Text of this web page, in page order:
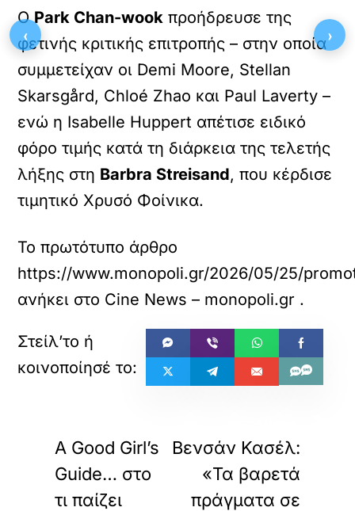
ΟPark Chan-wook προήδρευσε της
φετινής κριτικής επιτροπής – στην οποία
συμμετείχαν οι Demi Moore, Stellan
Skarsgård, Chloé Zhao και Paul Laverty –
ενώ η Isabelle Huppert απέτισε ειδικό
φόρο τιμής κατά τη διάρκεια της τελετής
λήξης στη Barbra Streisand, που κέρδισε
τιμητικό Χρυσό Φοίνικα.
Το πρωτότυπο άρθρο
https://www.monopoli.gr/2026/05/25/
ανήκει στο Cine News – monopoli.gr .
A Good Girl’s
Guide… στο
τι παίζει
Βενσάν Κασέλ:
«Τα βαρετά
πράγματα σε
‹ ›